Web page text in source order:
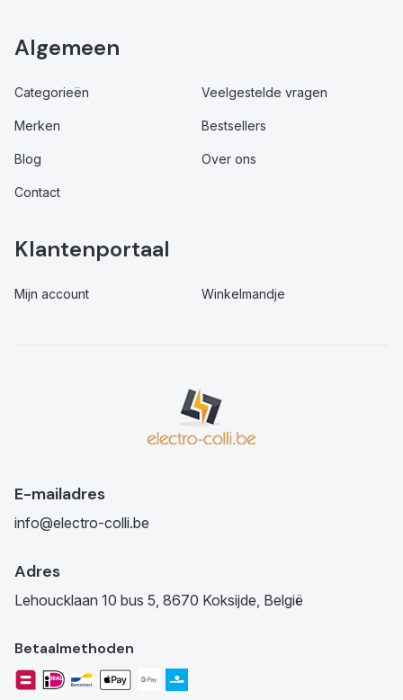
Algemeen
Categorieën Veelgestelde vragen
Merken Bestsellers
Blog Over ons
Contact
Klantenportaal
Mijn account Winkelmandje
E-mailadres
info@electro-colli.be
Adres
Lehoucklaan 10 bus 5, 8670 Koksijde, België
Betaalmethoden